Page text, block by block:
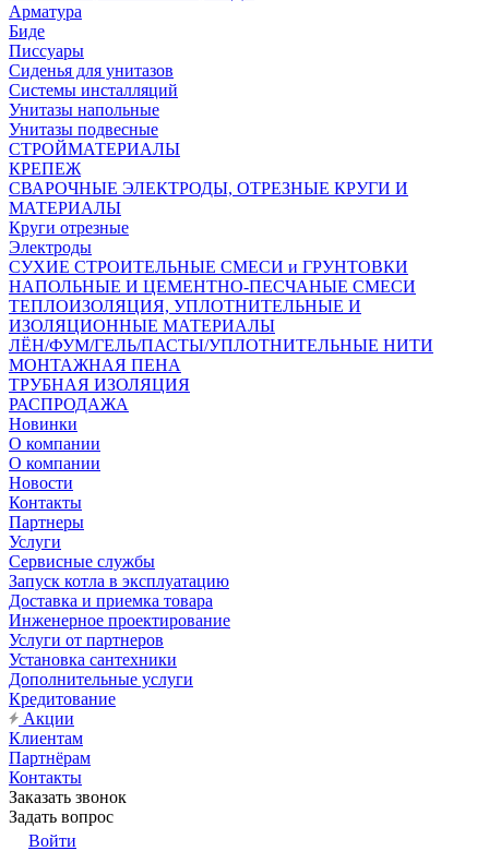
Арматура
Биде
Писсуары
Сиденья для унитазов
Системы инсталляций
Унитазы напольные
Унитазы подвесные
СТРОЙМАТЕРИАЛЫ
КРЕПЕЖ
СВАРОЧНЫЕ ЭЛЕКТРОДЫ, ОТРЕЗНЫЕ КРУГИ И
МАТЕРИАЛЫ
Круги отрезные
Электроды
СУХИЕ СТРОИТЕЛЬНЫЕ СМЕСИ и ГРУНТОВКИ
НАПОЛЬНЫЕ И ЦЕМЕНТНО-ПЕСЧАНЫЕ СМЕСИ
ТЕПЛОИЗОЛЯЦИЯ, УПЛОТНИТЕЛЬНЫЕ И
ИЗОЛЯЦИОННЫЕ МАТЕРИАЛЫ
ЛЁН/ФУМ/ГЕЛЬ/ПАСТЫ/УПЛОТНИТЕЛЬНЫЕ НИТИ
МОНТАЖНАЯ ПЕНА
ТРУБНАЯ ИЗОЛЯЦИЯ
РАСПРОДАЖА
Новинки
О компании
О компании
Новости
Контакты
Партнеры
Услуги
Сервисные службы
Запуск котла в эксплуатацию
Доставка и приемка товара
Инженерное проектирование
Услуги от партнеров
Установка сантехники
Дополнительные услуги
Кредитование
Акции
Клиентам
Партнёрам
Контакты
Заказать звонок
Задать вопрос
Войти